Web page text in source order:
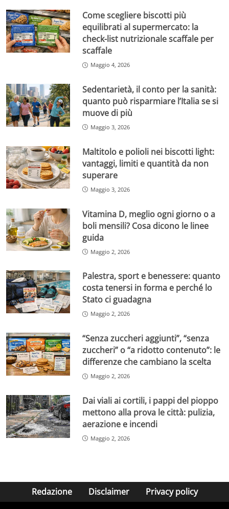
Come scegliere biscotti più
equilibrati al supermercato: la
check-list nutrizionale scaffale per
scaffale
Maggio 4, 2026
Sedentarietà, il conto per la sanità:
quanto può risparmiare l’Italia se si
muove di più
Maggio 3, 2026
Maltitolo e polioli nei biscotti light:
vantaggi, limiti e quantità da non
superare
Maggio 3, 2026
Vitamina D, meglio ogni giorno o a
boli mensili? Cosa dicono le linee
guida
Maggio 2, 2026
Palestra, sport e benessere: quanto
costa tenersi in forma e perché lo
Stato ci guadagna
Maggio 2, 2026
“Senza zuccheri aggiunti”, “senza
zuccheri” o “a ridotto contenuto”: le
differenze che cambiano la scelta
Maggio 2, 2026
Dai viali ai cortili, i pappi del pioppo
mettono alla prova le città: pulizia,
aerazione e incendi
Maggio 2, 2026
Redazione Disclaimer Privacy policy